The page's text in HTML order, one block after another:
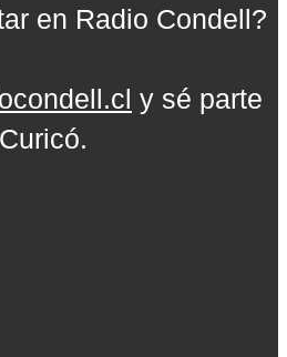
en Radio Condell?
y sé parte